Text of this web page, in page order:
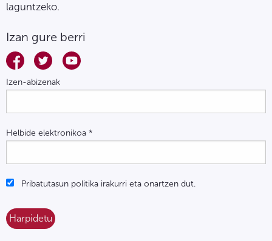
laguntzeko.
Izan gure berri
Izen-abizenak
Helbide elektronikoa *
Pribatutasun politika irakurri eta onartzen dut.